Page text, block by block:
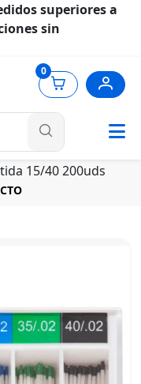
superiores a
sin
0
15/40 200uds